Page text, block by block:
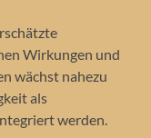
Wirkungen und
wächst nahezu
als
werden.